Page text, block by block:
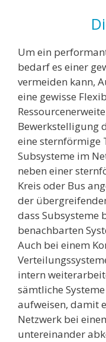
Um ein
bedarf es einer
vermeiden kann,
eine gewisse
Bewerkstelligung
eine sternförmige
Subsysteme im
neben einer
Kreis oder Bus
der
dass Subsysteme
benachbarten
Auch bei einem
intern
sämtliche
aufweisen, damit
Netzwerk bei
untereinander